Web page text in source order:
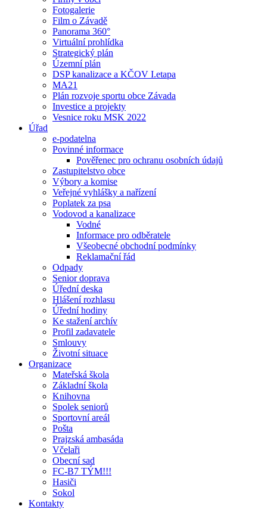
Fotogalerie
Film o Závadě
Panorama 360°
Virtuální prohlídka
Strategický plán
Územní plán
DSP kanalizace a KČOV I.etapa
MA21
Plán rozvoje sportu obce Závada
Investice a projekty
Vesnice roku MSK 2022
Úřad
e-podatelna
Povinné informace
Pověřenec pro ochranu osobních údajů
Zastupitelstvo obce
Výbory a komise
Veřejné vyhlášky a nařízení
Poplatek za psa
Vodovod a kanalizace
Vodné
Informace pro odběratele
Všeobecné obchodní podmínky
Reklamační řád
Odpady
Senior doprava
Úřední deska
Hlášení rozhlasu
Úřední hodiny
Ke stažení archív
Profil zadavatele
Smlouvy
Životní situace
Organizace
Mateřská škola
Základní škola
Knihovna
Spolek seniorů
Sportovní areál
Pošta
Prajzská ambasáda
Včelaři
Obecní sad
FC-B7 TÝM!!!
Hasiči
Sokol
Kontakty